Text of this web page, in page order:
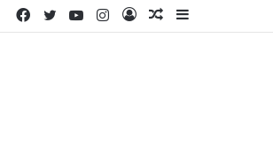
Barra
Publicación
Acceso
Instagram
YouTube
Twitter
Facebook